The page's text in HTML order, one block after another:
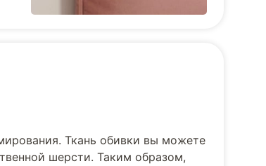
Ткань обивки вы можете
шерсти. Таким образом,